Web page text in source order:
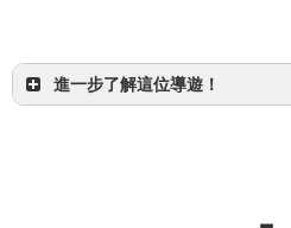
進一步了解這位導遊！